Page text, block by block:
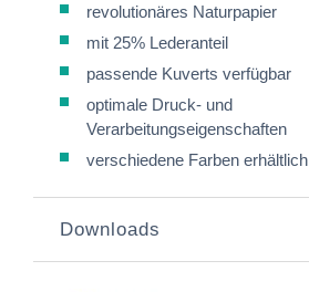
revolutionäres Naturpapier
mit 25% Lederanteil
passende Kuverts verfügbar
optimale Druck- und
Verarbeitungseigenschaften
verschiedene Farben erhältlich
Downloads